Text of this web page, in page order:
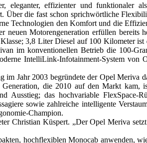
eleganter, effizienter und funktionaler
Über die fast schon sprichwörtliche
Technologien den Komfort und die
neuen Motorengeneration erfüllen bereits
3,8 Liter Diesel auf 100 Kilometer
im konventionellen Betrieb die 100-
IntelliLink-Infotainment-System
Jahr 2003 begründete der Opel Meriva
die 2010 auf den Markt kam,
Ausstieg; das hochvariable FlexSpace-
sowie zahlreiche intelligente
Champion.
Christian Küspert. „Der Opel Meriva
hochflexiblen Monocab anwenden,